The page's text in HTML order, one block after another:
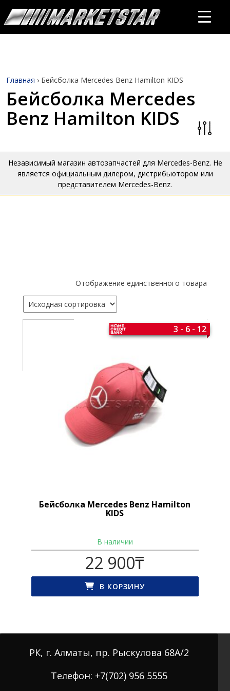
Главная › Бейсболка Mercedes Benz Hamilton KIDS
Бейсболка Mercedes
Benz Hamilton KIDS
Независимый магазин автозапчастей для Mercedes-Benz. Не
является официальным дилером, дистрибьютором или
представителем Mercedes-Benz.
Отображение единственного товара
Бейсболка Mercedes Benz Hamilton
KIDS
3 - 6 - 12
В наличии
22 900₸
В КОРЗИНУ
РК, г. Алматы, пр. Рыскулова 68А/2
Телефон: +7(702) 956 5555